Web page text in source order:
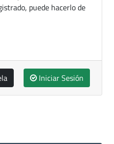
puede hacerlo de
Iniciar Sesión